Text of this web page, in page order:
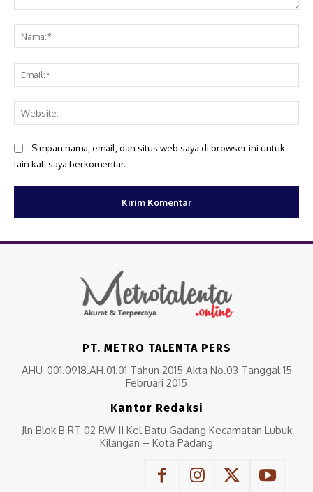
Simpan nama, email, dan situs web saya di browser ini untuk
lain kali saya berkomentar.
PT. METRO TALENTA PERS
AHU-001.0918.AH.01.01 Tahun 2015 Akta No.03 Tanggal 15
Februari 2015
Kantor Redaksi
Jln Blok B RT 02 RW II Kel Batu Gadang Kecamatan Lubuk
Kilangan – Kota Padang